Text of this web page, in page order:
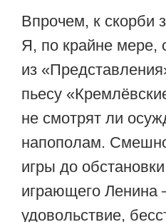
Впрочем, к скорби
Я, по крайне
из
пьесу
не смотрят ли
напополам. Смешно
игры до
играющего Ленина
удовольствие,